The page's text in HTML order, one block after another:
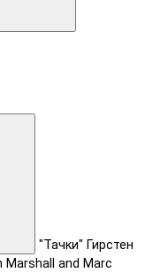
"Тачки" Гирстен
and Marc